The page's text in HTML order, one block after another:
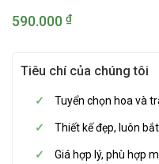
590.000 ₫
Tiêu chí của chúng tôi
Tuyển chọn hoa và
Thiết kế đẹp, luôn
Giá hợp lý, phù hợp